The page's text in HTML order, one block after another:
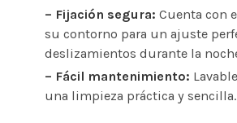
– Fijación segura: Cuenta con
su contorno para un ajuste
deslizamientos durante la
– Fácil mantenimiento:
una limpieza práctica y sencilla.